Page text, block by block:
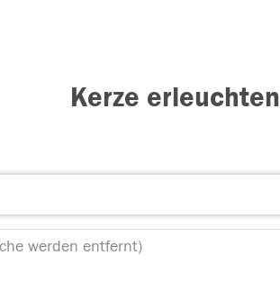
Kerze erleuchten